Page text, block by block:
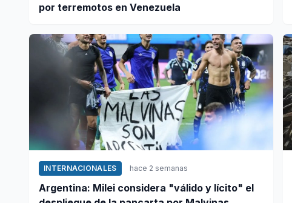
por terremotos en Venezuela
INTERNACIONALES hace 2 semanas
Argentina: Milei considera "válido y lícito" el